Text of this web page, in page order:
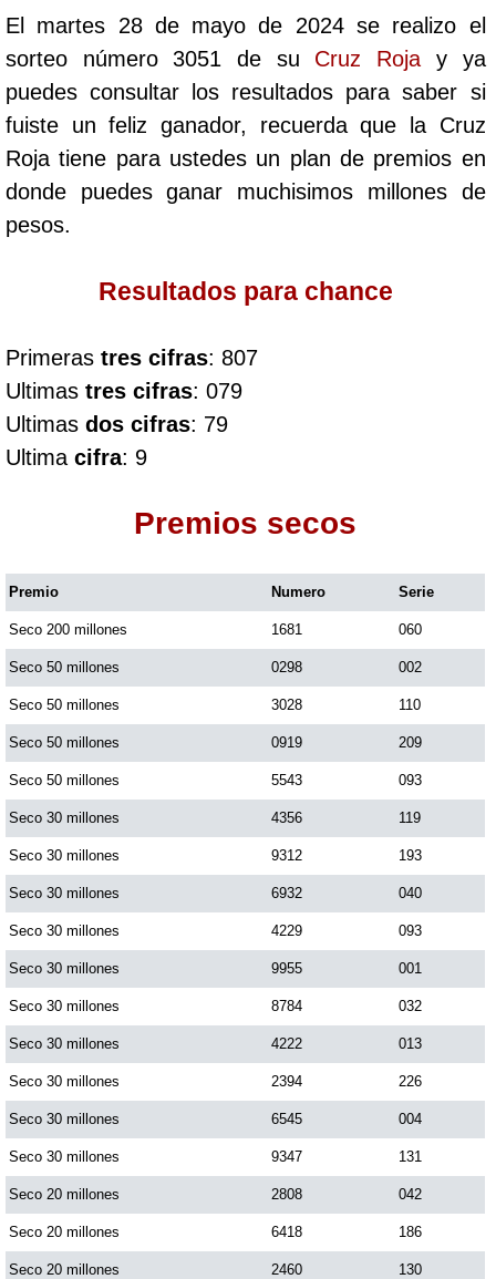
Cafeterito Noche
Caribeña Día
Caribeña Noche
Chontico Día
Chontico Noche
Culona día
Culona noche
Dorado Tarde
Dorado Noche
Fantástica Día
Fantástica Noche
Motilon Tarde
Motilon Noche
Paisita Día
Paisita Noche
Paisita 3
Pick 3 Día
Pick 3 Noche
El martes 28 de mayo de 2024 se realizo el
sorteo número 3051 de su Cruz Roja y ya
puedes consultar los resultados para saber si
fuiste un feliz ganador, recuerda que la Cruz
Roja tiene para ustedes un plan de premios en
donde puedes ganar muchisimos millones de
pesos.
Resultados para chance
Primeras tres cifras: 807
Ultimas tres cifras: 079
Ultimas dos cifras: 79
Ultima cifra: 9
Premios secos
Premio Numero Serie
Seco 200 millones 1681 060
Seco 50 millones 0298 002
Seco 50 millones 3028 110
Seco 50 millones 0919 209
Seco 50 millones 5543 093
Seco 30 millones 4356 119
Seco 30 millones 9312 193
Seco 30 millones 6932 040
Seco 30 millones 4229 093
Seco 30 millones 9955 001
Seco 30 millones 8784 032
Seco 30 millones 4222 013
Seco 30 millones 2394 226
Seco 30 millones 6545 004
Seco 30 millones 9347 131
Seco 20 millones 2808 042
Seco 20 millones 6418 186
Seco 20 millones 2460 130